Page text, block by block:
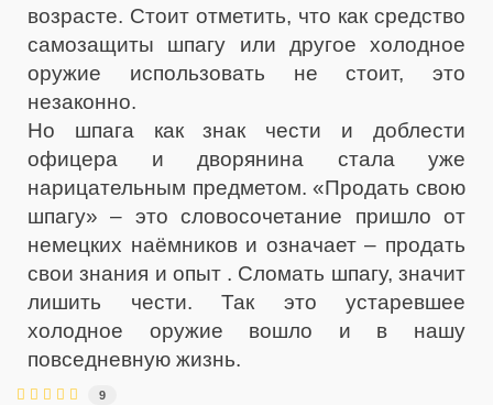
возрасте. Стоит отметить, что как средство
самозащиты шпагу или другое холодное
оружие использовать не стоит, это
незаконно.
Но шпага как знак чести и доблести
офицера и дворянина стала уже
нарицательным предметом. «Продать свою
шпагу» – это словосочетание пришло от
немецких наёмников и означает – продать
свои знания и опыт . Сломать шпагу, значит
лишить чести. Так это устаревшее
холодное оружие вошло и в нашу
повседневную жизнь.
9